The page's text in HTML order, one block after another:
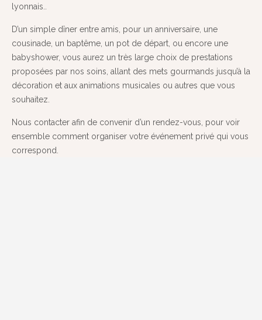
lyonnais..
D’un simple dîner entre amis, pour un anniversaire, une
cousinade, un baptême, un pot de départ, ou encore une
babyshower, vous aurez un très large choix de prestations
proposées par nos soins, allant des mets gourmands jusqu’à la
décoration et aux animations musicales ou autres que vous
souhaitez.
Nous contacter afin de convenir d’un rendez-vous, pour voir
ensemble comment organiser votre événement privé qui vous
correspond.